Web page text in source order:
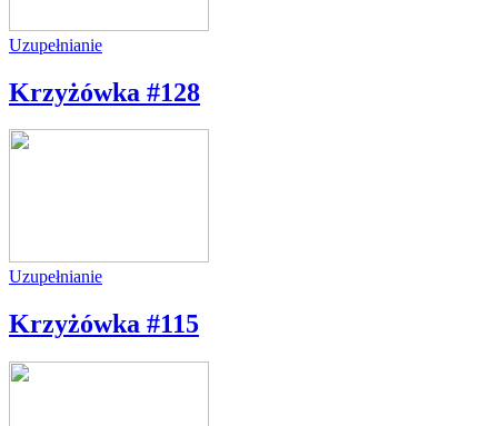
Uzupełnianie
Krzyżówka #128
Uzupełnianie
Krzyżówka #115